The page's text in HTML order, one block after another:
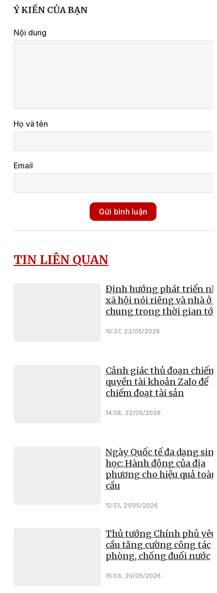
Ý KIẾN CỦA BẠN
Nội dung
Họ và tên
Email
Gửi bình luận
TIN LIÊN QUAN
Định hướng phát triển
xã hội nói riêng và nhà ở
chung trong thời gian tới
10:37, 23/05/2026
Cảnh giác thủ đoạn chiếm
quyền tài khoản Zalo để
chiếm đoạt tài sản
14:58, 22/05/2026
Ngày Quốc tế đa dạng
học: Hành động của địa
phương cho hiệu quả toàn
cầu
12:51, 21/05/2026
Thủ tướng Chính phủ yêu
cầu tăng cường công tác
phòng, chống đuối nước
15:03, 20/05/2026